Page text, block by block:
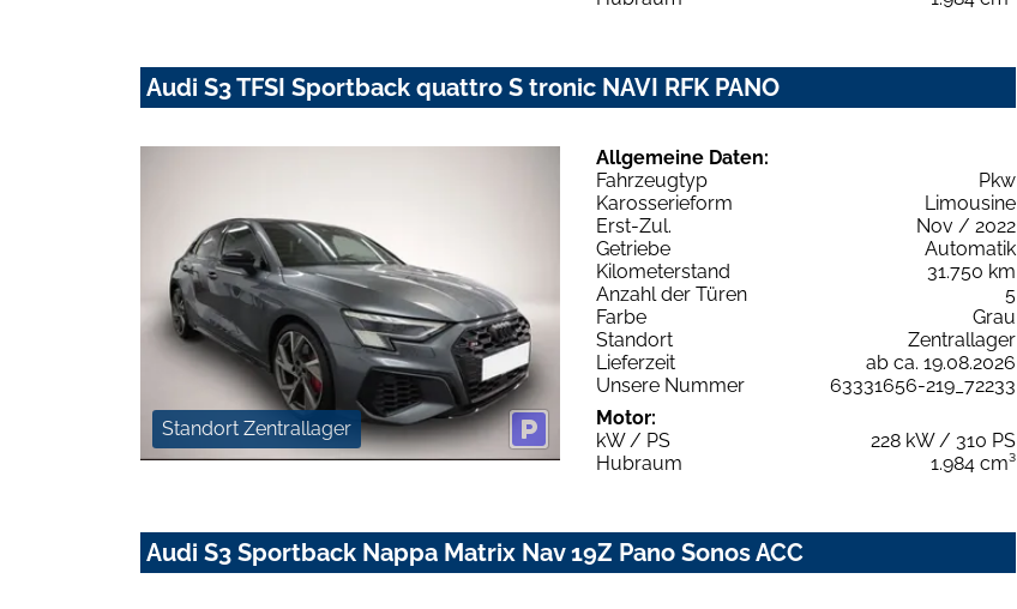
Audi S3 TFSI Sportback quattro S tronic NAVI RFK PANO
Standort Zentrallager
Allgemeine Daten:
Fahrzeugtyp
Pkw
Karosserieform
Limousine
Erst-Zul.
Nov / 2022
Getriebe
Automatik
Kilometerstand
31.750 km
Anzahl der Türen
5
Farbe
Grau
Standort
Zentrallager
Lieferzeit
ab ca. 19.08.2026
Unsere Nummer
63331656-219_72233
Motor:
kW / PS
228 kW / 310 PS
Hubraum
1.984 cm³
Audi S3 Sportback Nappa Matrix Nav 19Z Pano Sonos ACC